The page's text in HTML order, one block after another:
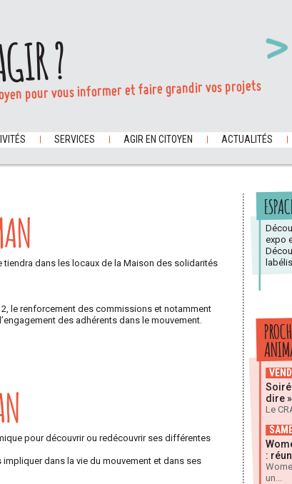
?
pour vous informer et faire grandir vos projets
SERVICES AGIR EN CITOYEN ACTUALITÉS
tiendra dans les locaux de la Maison des solidarités
le renforcement des commissions et notamment
des adhérents dans le mouvement.
pour découvrir ou redécouvrir ses différentes
dans la vie du mouvement et dans ses
expo
dire »
Le
:
un...